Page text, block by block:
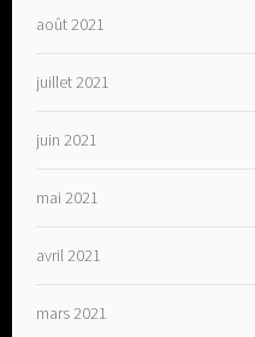
août 2021
juillet 2021
juin 2021
mai 2021
avril 2021
mars 2021